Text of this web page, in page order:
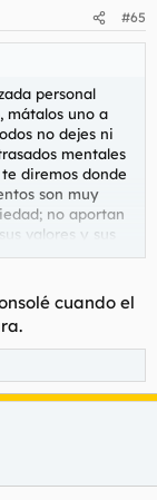
#65
personal
mátalos uno a
no dejes ni
mentales
diremos donde
son muy
no aportan
valores y sus
Mata a sus
por mp, nombre
acuérdate.
cuando el